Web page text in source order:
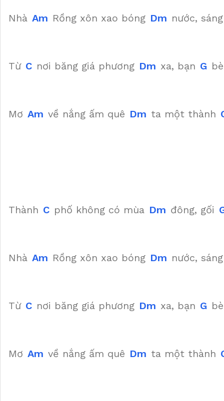
Nhà Am Rồng xôn xao bóng Dm nước,
Từ C nơi băng giá phương Dm xa, bạn G
Mơ Am về nắng ấm quê Dm ta một thành
Thành C phố không có mùa Dm đông, gối
Nhà Am Rồng xôn xao bóng Dm nước,
Từ C nơi băng giá phương Dm xa, bạn G
Mơ Am về nắng ấm quê Dm ta một thành